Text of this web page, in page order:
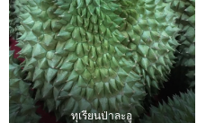
ทุเรียนป่าละอู